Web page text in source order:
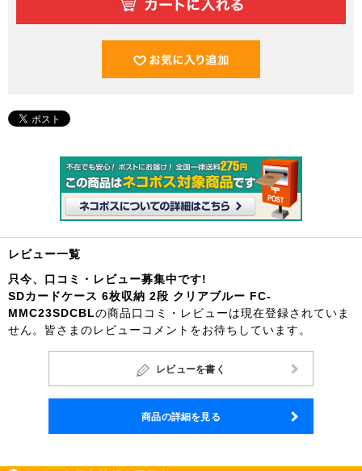
レビュー一覧
只今、口コミ・レビュー募集中です!
SDカードケース 6枚収納 2段 クリアブルー FC-
MMC23SDCBLの商品口コミ・レビューは現在登録されていま
せん。皆さまのレビューコメントをお待ちしています。
レビューを書く
商品の詳細を見る